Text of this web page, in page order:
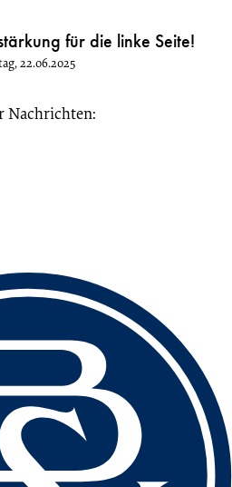
für die linke Seite!
22.06.2025
Nachrichten: